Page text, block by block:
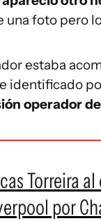
una foto pero
estaba
identificado
operador
Torreira
por